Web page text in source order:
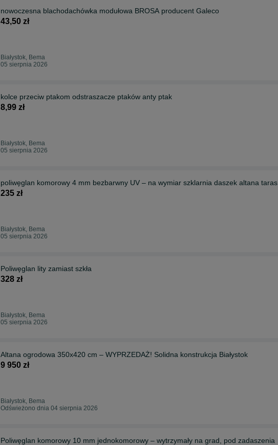
nowoczesna blachodachówka modułowa BROSA producent Galeco
43,50 zł
Białystok, Bema
05 sierpnia 2026
kolce przeciw ptakom odstraszacze ptaków anty ptak
8,99 zł
Białystok, Bema
05 sierpnia 2026
poliwęglan komorowy 4 mm bezbarwny UV – na wymiar szklarnia daszek altana taras
235 zł
Białystok, Bema
05 sierpnia 2026
Poliwęglan lity zamiast szkła
328 zł
Białystok, Bema
05 sierpnia 2026
Altana ogrodowa 350x420 cm – WYPRZEDAŻ! Solidna konstrukcja Białystok
9 950 zł
Białystok, Bema
Odświeżono dnia 04 sierpnia 2026
Poliwęglan komorowy 10 mm jednokomorowy – wytrzymały na grad, pod zadaszenia